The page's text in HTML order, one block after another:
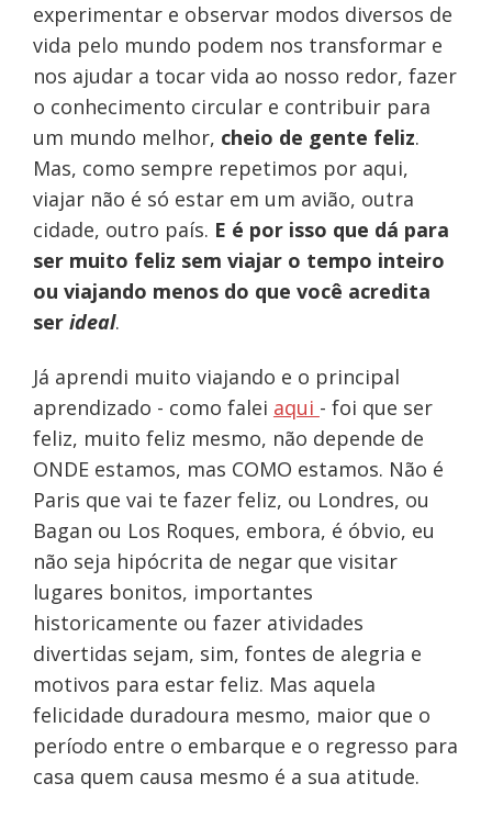
experimentar e observar modos diversos de
vida pelo mundo podem nos transformar e
nos ajudar a tocar vida ao nosso redor, fazer
o conhecimento circular e contribuir para
um mundo melhor, cheio de gente feliz.
Mas, como sempre repetimos por aqui,
viajar não é só estar em um avião, outra
cidade, outro país. E é por isso que dá para
ser muito feliz sem viajar o tempo inteiro
ou viajando menos do que você acredita
ser ideal.
Já aprendi muito viajando e o principal
aprendizado - como falei aqui - foi que ser
feliz, muito feliz mesmo, não depende de
ONDE estamos, mas COMO estamos. Não é
Paris que vai te fazer feliz, ou Londres, ou
Bagan ou Los Roques, embora, é óbvio, eu
não seja hipócrita de negar que visitar
lugares bonitos, importantes
historicamente ou fazer atividades
divertidas sejam, sim, fontes de alegria e
motivos para estar feliz. Mas aquela
felicidade duradoura mesmo, maior que o
período entre o embarque e o regresso para
casa quem causa mesmo é a sua atitude.